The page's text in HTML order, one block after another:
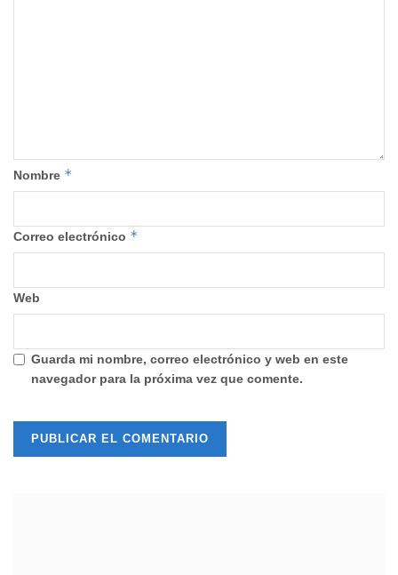
Nombre *
Correo electrónico *
Web
Guarda mi nombre, correo electrónico y web en este
navegador para la próxima vez que comente.